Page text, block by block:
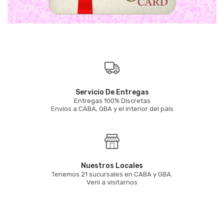
Servicio De Entregas
Entregas 100% Discretas
Envíos a CABA, GBA y el interior del país
Nuestros Locales
Tenemos 21 sucursales en CABA y GBA.
Veni a visitarnos